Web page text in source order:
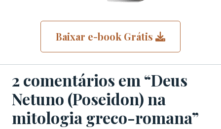
Baixar e-book Grátis
2 comentários em “Deus
Netuno (Poseidon) na
mitologia greco-romana”